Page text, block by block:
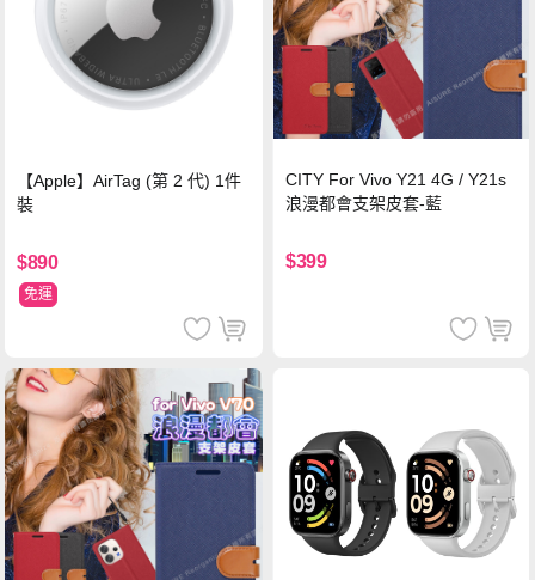
【Apple】AirTag (第 2 代) 1件
裝
$890
免運
CITY For Vivo Y21 4G / Y21s
浪漫都會支架皮套-藍
$399